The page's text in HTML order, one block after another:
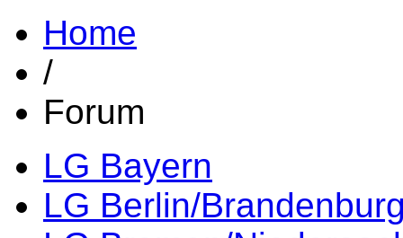
Home
/
Forum
LG Bayern
LG Berlin/